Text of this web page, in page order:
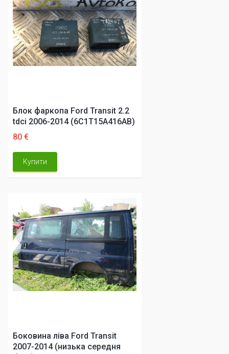
Блок фаркопа Ford Transit 2.2
tdci 2006-2014 (6C1T15A416AB)
80 €
Купити
Боковина ліва Ford Transit
2007-2014 (низька середня